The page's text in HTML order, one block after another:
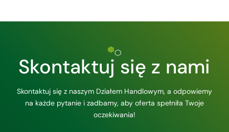
Skontaktuj się z nami
Skontaktuj się z naszym Działem Handlowym, a odpowiemy
na każde pytanie i zadbamy, aby oferta spełniła Twoje
oczekiwania!